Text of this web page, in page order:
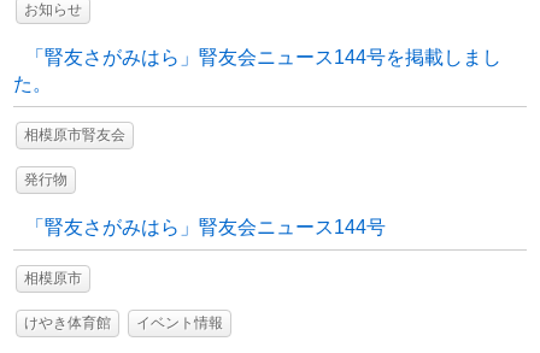
お知らせ
「腎友さがみはら」腎友会ニュース144号を掲載しまし
た。
相模原市腎友会
発行物
「腎友さがみはら」腎友会ニュース144号
相模原市
けやき体育館 イベント情報